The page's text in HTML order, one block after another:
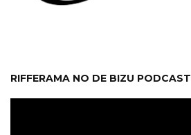
RIFFERAMA NO DE BIZU PODCAST